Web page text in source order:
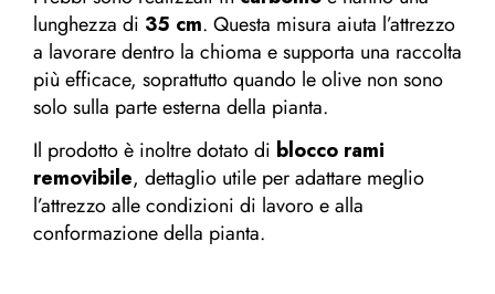
lunghezza di 35 cm. Questa misura aiuta l’attrezzo
a lavorare dentro la chioma e supporta una raccolta
più efficace, soprattutto quando le olive non sono
solo sulla parte esterna della pianta.
Il prodotto è inoltre dotato di blocco rami
removibile, dettaglio utile per adattare meglio
l’attrezzo alle condizioni di lavoro e alla
conformazione della pianta.